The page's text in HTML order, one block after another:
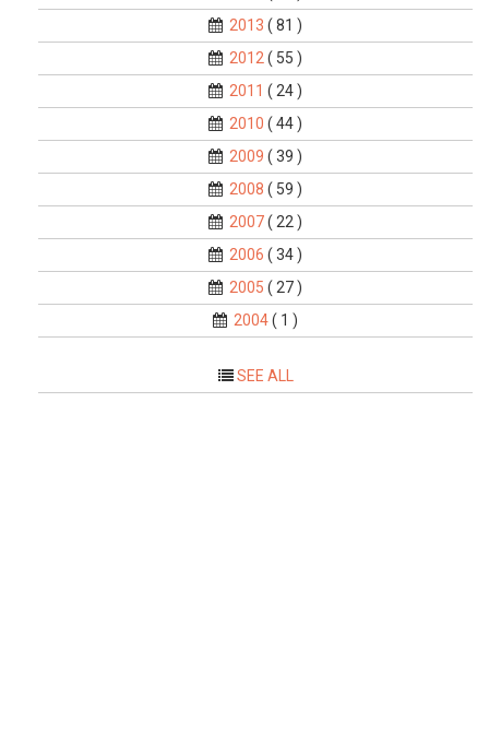
2013 ( 81 )
2012 ( 55 )
2011 ( 24 )
2010 ( 44 )
2009 ( 39 )
2008 ( 59 )
2007( 22 )
2006 ( 34 )
2005 ( 27 )
2004( 1 )
SEE ALL